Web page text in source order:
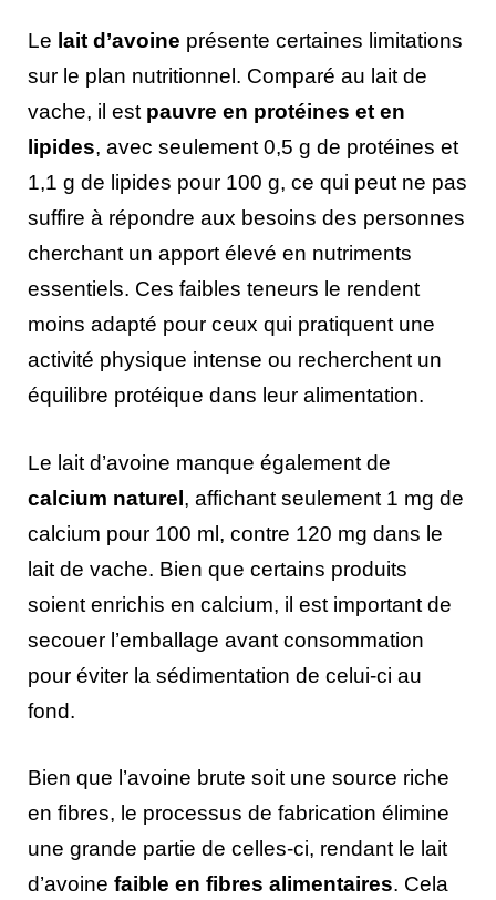
Le lait d’avoine présente certaines limitations
sur le plan nutritionnel. Comparé au lait de
vache, il est pauvre en protéines et en
lipides, avec seulement 0,5 g de protéines et
1,1 g de lipides pour 100 g, ce qui peut ne pas
suffire à répondre aux besoins des personnes
cherchant un apport élevé en nutriments
essentiels. Ces faibles teneurs le rendent
moins adapté pour ceux qui pratiquent une
activité physique intense ou recherchent un
équilibre protéique dans leur alimentation.
Le lait d’avoine manque également de
calcium naturel, affichant seulement 1 mg de
calcium pour 100 ml, contre 120 mg dans le
lait de vache. Bien que certains produits
soient enrichis en calcium, il est important de
secouer l’emballage avant consommation
pour éviter la sédimentation de celui-ci au
fond.
Bien que l’avoine brute soit une source riche
en fibres, le processus de fabrication élimine
une grande partie de celles-ci, rendant le lait
d’avoine faible en fibres alimentaires. Cela